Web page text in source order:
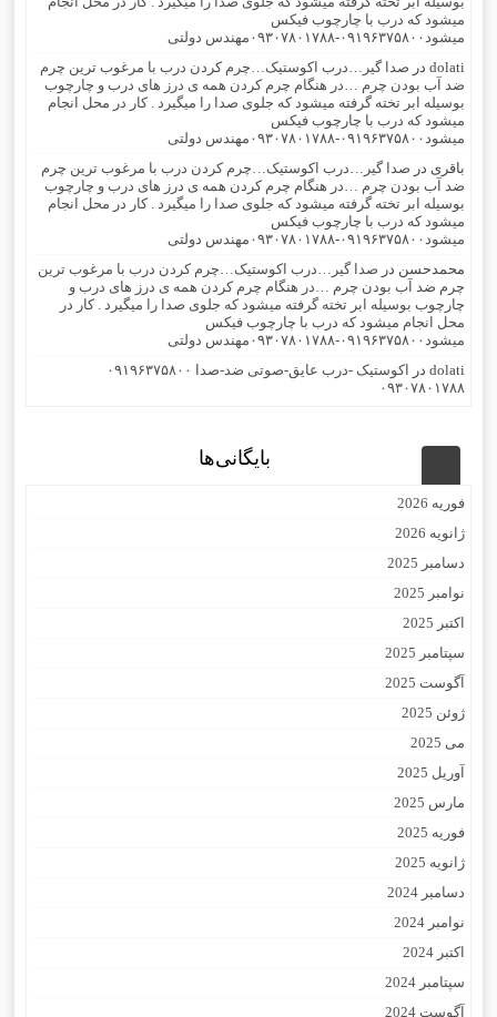
میشود که درب با چارچوب فیکس
میشود۰۹۱۹۶۳۷۵۸۰۰-۰۹۳۰۷۸۰۱۷۸۸مهندس دولتی
dolati در صدا گیر…درب اکوستیک…چرم کردن درب با مرغوب ترین چرم
ضد آب بودن چرم …در هنگام چرم کردن همه ی درز های درب و چارچوب
بوسیله ابر تخته گرفته میشود که جلوی صدا را میگیرد . کار در محل انجام
میشود که درب با چارچوب فیکس
میشود۰۹۱۹۶۳۷۵۸۰۰-۰۹۳۰۷۸۰۱۷۸۸مهندس دولتی
باقری در صدا گیر…درب اکوستیک…چرم کردن درب با مرغوب ترین چرم
ضد آب بودن چرم …در هنگام چرم کردن همه ی درز های درب و چارچوب
بوسیله ابر تخته گرفته میشود که جلوی صدا را میگیرد . کار در محل انجام
میشود که درب با چارچوب فیکس
میشود۰۹۱۹۶۳۷۵۸۰۰-۰۹۳۰۷۸۰۱۷۸۸مهندس دولتی
محمدحسن در صدا گیر…درب اکوستیک…چرم کردن درب با مرغوب ترین
چرم ضد آب بودن چرم …در هنگام چرم کردن همه ی درز های درب و
چارچوب بوسیله ابر تخته گرفته میشود که جلوی صدا را میگیرد . کار در
محل انجام میشود که درب با چارچوب فیکس
میشود۰۹۱۹۶۳۷۵۸۰۰-۰۹۳۰۷۸۰۱۷۸۸مهندس دولتی
dolati در
اکوستیک -درب عایق-صوتی ضد-صدا ۰۹۱۹۶۳۷۵۸۰۰
۰۹۳۰۷۸۰۱۷۸۸
بایگانی‌ها
فوریه 2026
ژانویه 2026
دسامبر 2025
نوامبر 2025
اکتبر 2025
سپتامبر 2025
آگوست 2025
ژوئن 2025
می 2025
آوریل 2025
مارس 2025
فوریه 2025
ژانویه 2025
دسامبر 2024
نوامبر 2024
اکتبر 2024
سپتامبر 2024
آگوست 2024